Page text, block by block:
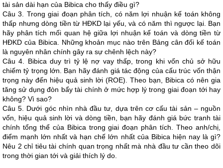
tài sản dài hạn của Bibica cho thấy điều gì?
Câu 3. Trong giai đoạn phân tích, có năm lợi nhuận kế toán không
thấp nhưng dòng tiền từ HĐKD lại yếu, và có năm thì ngược lại. Bạn
hãy phân tích mối quan hệ giữa lợi nhuận kế toán và dòng tiền từ
HĐKD của Bibica. Những khoản mục nào trên Bảng cân đối kế toán
là nguyên nhân chính gây ra sự chênh lệch này?
Câu 4. Bibica duy trì tỷ lệ nợ vay thấp, trong khi vốn chủ sở hữu
chiếm tỷ trọng lớn. Bạn hãy đánh giá tác động của cấu trúc vốn thận
trọng này đến hiệu quả sinh lời (ROE). Theo bạn, Bibica có nên gia
tăng sử dụng đòn bẩy tài chính ở mức hợp lý trong giai đoạn tới hay
không? Vì sao?
Câu 5. Dưới góc nhìn nhà đầu tư, dựa trên cơ cấu tài sản – nguồn
vốn, hiệu quả sinh lời và dòng tiền, bạn hãy đánh giá bức tranh tài
chính tổng thể của Bibica trong giai đoạn phân tích. Theo anh/chị,
điểm mạnh lớn nhất và hạn chế lớn nhất của Bibica hiện nay là gì?
Nêu 2 chỉ tiêu tài chính quan trọng nhất mà nhà đầu tư cần theo dõi
trong thời gian tới và giải thích lý do.